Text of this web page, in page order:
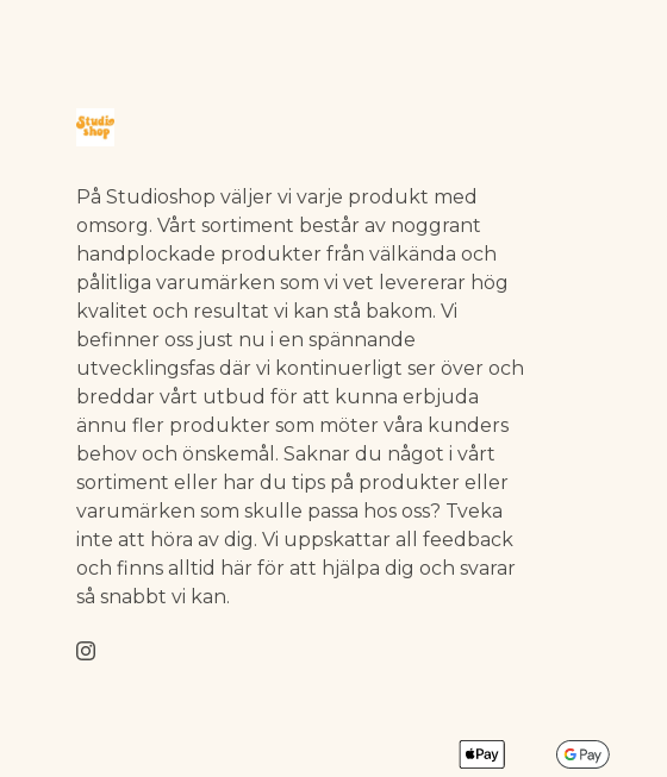
På Studioshop väljer vi varje produkt med
omsorg. Vårt sortiment består av noggrant
handplockade produkter från välkända och
pålitliga varumärken som vi vet levererar hög
kvalitet och resultat vi kan stå bakom. Vi
befinner oss just nu i en spännande
utvecklingsfas där vi kontinuerligt ser över och
breddar vårt utbud för att kunna erbjuda
ännu fler produkter som möter våra kunders
behov och önskemål. Saknar du något i vårt
sortiment eller har du tips på produkter eller
varumärken som skulle passa hos oss? Tveka
inte att höra av dig. Vi uppskattar all feedback
och finns alltid här för att hjälpa dig och svarar
så snabbt vi kan.